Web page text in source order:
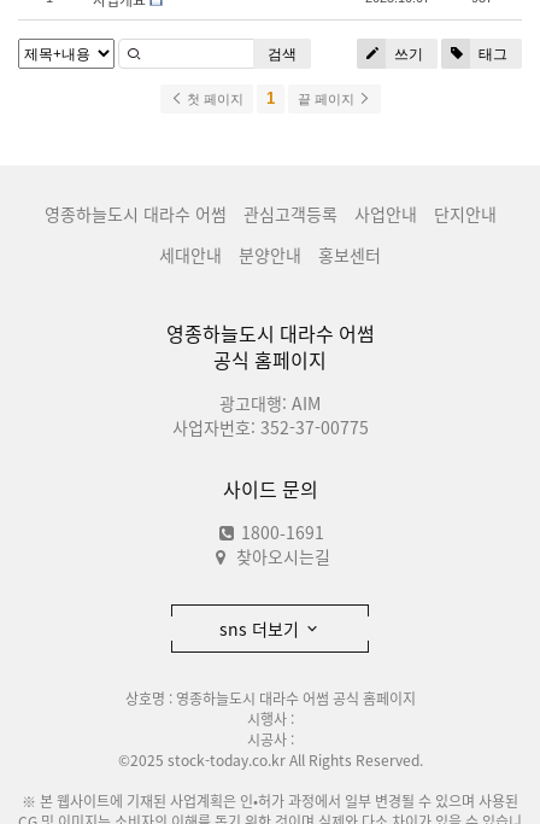
쓰기 태그
검색
첫 페이지 1 끝 페이지
영종하늘도시 대라수 어썸 관심고객등록 사업안내
단지안내
세대안내
분양안내 홍보센터
영종하늘도시 대라수 어썸
공식 홈페이지
광고대행: AIM
사업자번호: 352-37-00775
사이드 문의
1800-1691
찾아오시는길
sns 더보기
상호명 : 영종하늘도시 대라수 어썸 공식 홈페이지
시행사 :
시공사 :
©2025 stock-today.co.kr All Rights Reserved.
※ 본 웹사이트에 기재된 사업계획은 인•허가 과정에서 일부 변경될 수 있으며 사용된